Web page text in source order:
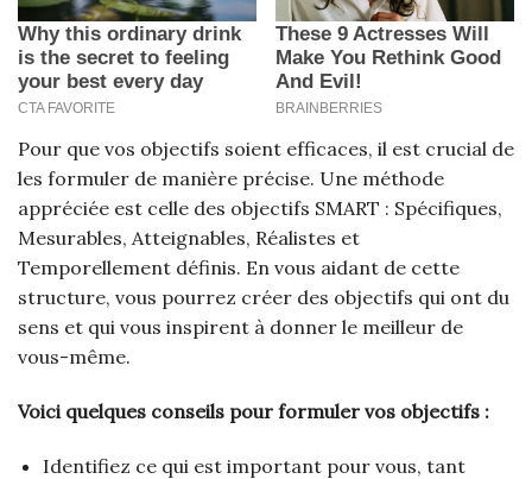
Pour que vos objectifs soient efficaces, il est crucial de
les formuler de manière précise. Une méthode
appréciée est celle des objectifs SMART : Spécifiques,
Mesurables, Atteignables, Réalistes et
Temporellement définis. En vous aidant de cette
structure, vous pourrez créer des objectifs qui ont du
sens et qui vous inspirent à donner le meilleur de
vous-même.
Voici quelques conseils pour formuler vos objectifs :
Identifiez ce qui est important pour vous, tant